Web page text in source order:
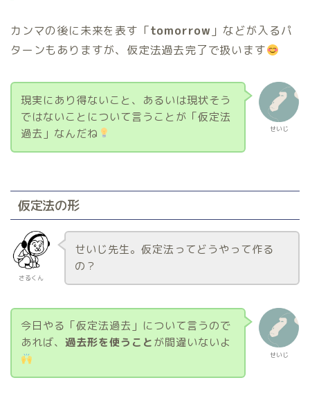
カンマの後に未来を表す「tomorrow 」などが入るパ
ターンもありますが、仮定法過去完了で扱います
せいじ
現実にあり得ないこと、あるいは現状そう
ではないことについて言うことが「仮定法
過去」なんだね
仮定法の形
さるくん
せいじ先生。仮定法ってどうやって作る
の？
せいじ
今日やる「仮定法過去」について言うので
あれば、 過去形を使うことが間違いないよ